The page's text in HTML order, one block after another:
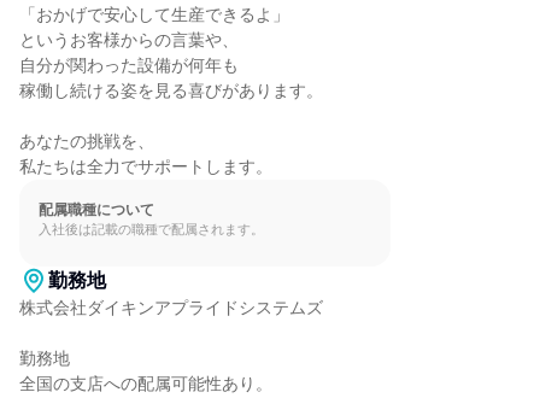
「おかげで安心して生産できるよ」
というお客様からの言葉や、
自分が関わった設備が何年も
稼働し続ける姿を見る喜びがあります。
あなたの挑戦を、
私たちは全力でサポートします。
配属職種について
入社後は記載の職種で配属されます。
勤務地
株式会社ダイキンアプライドシステムズ
勤務地
全国の支店への配属可能性あり。